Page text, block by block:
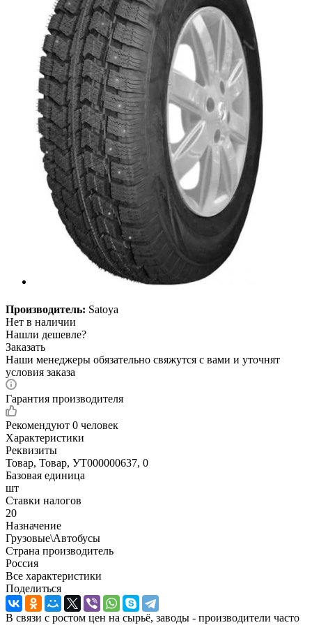
Производитель: Satoya
Нет в наличии
Нашли дешевле?
Заказать
Наши менеджеры обязательно свяжутся с вами и уточнят
условия заказа
Гарантия производителя
Рекомендуют 0 человек
Характеристики
Реквизиты
Товар, Товар, УТ000000637, 0
Базовая единица
шт
Ставки налогов
20
Назначение
Грузовые\Автобусы
Страна производитель
Россия
Все характеристики
Поделиться
В связи с ростом цен на сырьё, заводы - производители часто